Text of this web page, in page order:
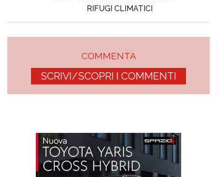
RIFUGI CLIMATICI
COMMENTA
SCRIVI/SCOPRI I COMMENTI